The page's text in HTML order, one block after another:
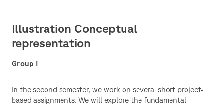
Illustration Conceptual
representation
Group I
In the second semester, we work on several short project-
based assignments. We will explore the fundamental